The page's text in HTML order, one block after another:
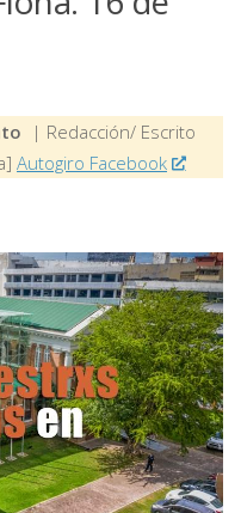
| Redacción/ Escrito
Autogiro Facebook